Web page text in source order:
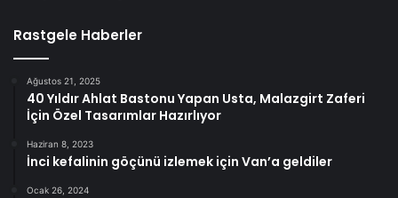
Rastgele Haberler
Ağustos 21, 2025
40 Yıldır Ahlat Bastonu Yapan Usta, Malazgirt Zaferi
İçin Özel Tasarımlar Hazırlıyor
Haziran 8, 2023
İnci kefalinin göçünü izlemek için Van’a geldiler
Ocak 26, 2024